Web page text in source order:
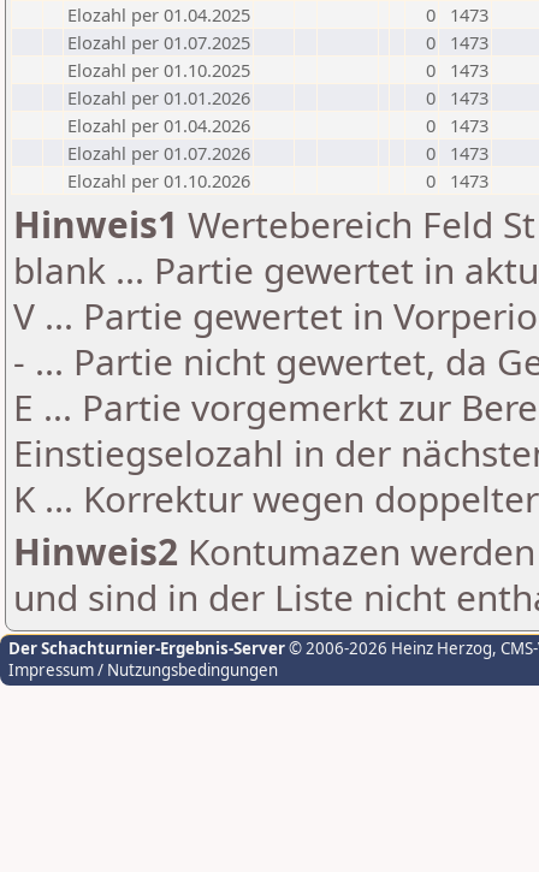
Elozahl per 01.04.2025
0
1473
Elozahl per 01.07.2025
0
1473
Elozahl per 01.10.2025
0
1473
Elozahl per 01.01.2026
0
1473
Elozahl per 01.04.2026
0
1473
Elozahl per 01.07.2026
0
1473
Elozahl per 01.10.2026
0 1473
Hinweis1 Wertebereich Feld
blank ... Partie gewertet in
V ... Partie gewertet in
- ... Partie nicht gewertet, da
E ... Partie vorgemerkt zur
Einstiegselozahl in der
K ... Korrektur wegen
Hinweis2 Kontumazen
und sind in der Liste nicht
Der Schachturnier-Ergebnis-Server© 2006-2026 Heinz Herzog,
Impressum / Nutzungsbedingungen